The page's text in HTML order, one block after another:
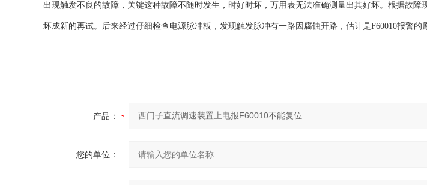
出现触发不良的故障，关键这种故障不随时发生，时好时坏，万用表无法准确测量出其好坏。根据故障
坏成新的再试。后来经过仔细检查电源脉冲板，发现触发脉冲有一路因腐蚀开路，估计是F60010报警的
产品：
您的单位：